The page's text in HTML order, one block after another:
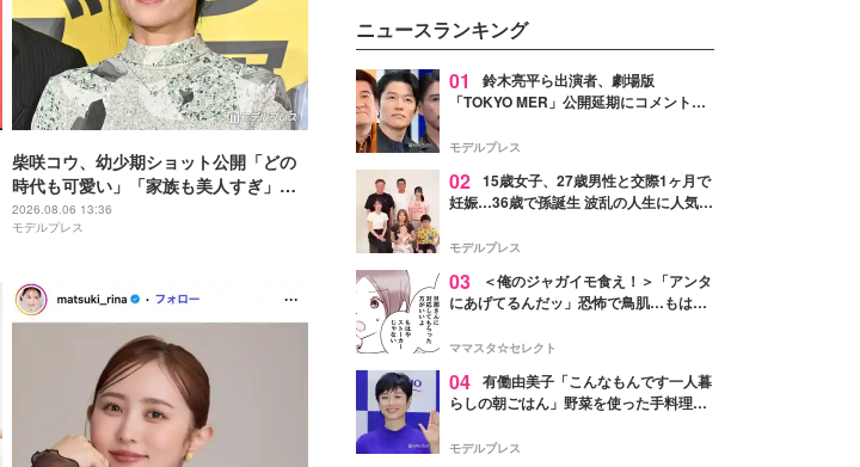
柴咲コウ、幼少期ショット公開「どの
時代も可愛い」「家族も美人すぎ」と
反響
2026.08.06 13:36
モデルプレス
して、“髪そのものの美しさ”に改
めて注目する人が増えている様
子。今回は、そんな憧れの艶やか
な髪を日常で叶える、美容好きの
ます。
ニュースランキング
01
鈴木亮平ら出演者、劇場版
「TOKYO MER」公開延期にコメント
最大の敬意とエールを」
モデルプレス
02 15歳女子、27歳男性と交際1ヶ月で
妊娠…36歳で孫誕生 波乱の人生に人気タ
よ！」
モデルプレス
03
＜俺のジャガイモ食え！＞「アンタ
にあげてるんだッ」恐怖で鳥肌…もはや
ママスタ☆セレクト
04 有働由美子「こんなもんです一人暮
らしの朝ごはん」野菜を使った手料理公
そう」と反響
モデルプレス